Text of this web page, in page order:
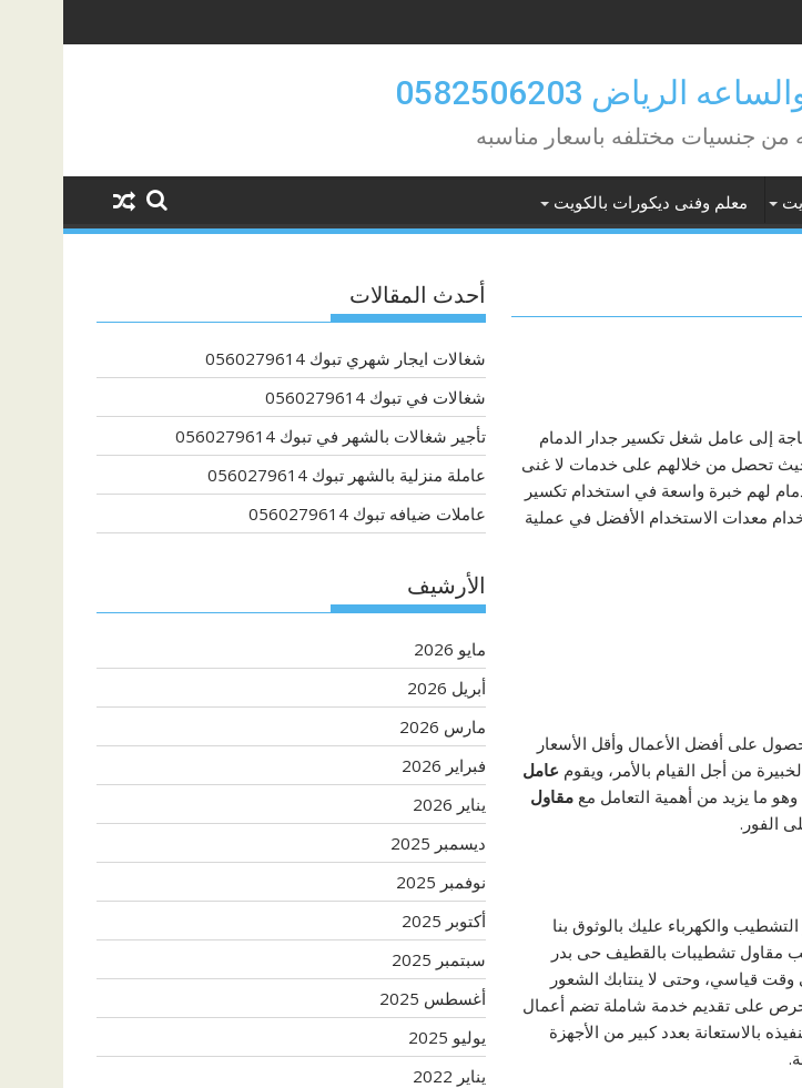
الرياض 0582506203
من جنسيات مختلفه باسعار مناسبه
معلم وفنى ديكورات بالكويت
إلى عامل شغل تكسير جدار الدمام
تحصل من خلالهم على خدمات لا غنى
لهم خبرة واسعة في استخدام تكسير
معدات الاستخدام الأفضل في عملية
على أفضل الأعمال وأقل الأسعار
من أجل القيام بالأمر، ويقوم عامل
ما يزيد من أهمية التعامل مع مقاول
الفور.
والكهرباء عليك بالوثوق بنا
مقاول تشطيبات بالقطيف حى بدر
قياسي، وحتى لا ينتابك الشعور
نحرص على تقديم خدمة شاملة تضم أعمال
بالاستعانة بعدد كبير من الأجهزة
أحدث المقالات
شغالات ايجار شهري تبوك 0560279614
شغالات في تبوك 0560279614
تأجير شغالات بالشهر في تبوك 0560279614
عاملة منزلية بالشهر تبوك 0560279614
عاملات ضيافه تبوك 0560279614
الأرشيف
مايو 2026
أبريل 2026
مارس 2026
فبراير 2026
يناير 2026
ديسمبر 2025
نوفمبر 2025
أكتوبر 2025
سبتمبر 2025
أغسطس 2025
يوليو 2025
يناير 2022